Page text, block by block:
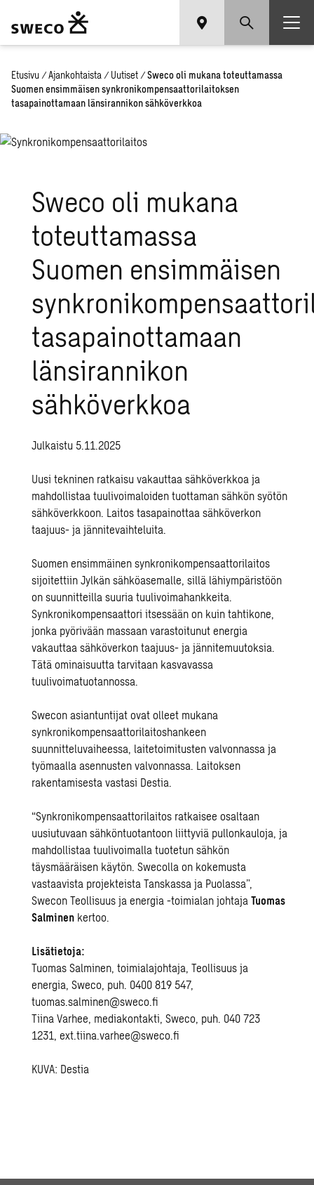
Etusivu / Ajankohtaista / Uutiset / Sweco oli mukana toteuttamassa
Suomen ensimmäisen synkronikompensaattorilaitoksen
tasapainottamaan länsirannikon sähköverkkoa
Sweco oli mukana
toteuttamassa
Suomen ensimmäisen
tasapainottamaan
länsirannikon
sähköverkkoa
Julkaistu 5.11.2025
Uusi tekninen ratkaisu vakauttaa sähköverkkoa ja
mahdollistaa tuulivoimaloiden tuottaman sähkön syötön
sähköverkkoon. Laitos tasapainottaa sähköverkon
taajuus- ja jännitevaihteluita.
Suomen ensimmäinen synkronikompensaattorilaitos
sijoitettiin Jylkän sähköasemalle, sillä lähiympäristöön
on suunnitteilla suuria tuulivoimahankkeita.
Synkronikompensaattori itsessään on kuin tahtikone,
jonka pyörivään massaan varastoitunut energia
vakauttaa sähköverkon taajuus- ja jännitemuutoksia.
Tätä ominaisuutta tarvitaan kasvavassa
tuulivoimatuotannossa.
Swecon asiantuntijat ovat olleet mukana
synkronikompensaattorilaitoshankeen
suunnitteluvaiheessa, laitetoimitusten valvonnassa ja
työmaalla asennusten valvonnassa. Laitoksen
rakentamisesta vastasi Destia.
“Synkronikompensaattorilaitos ratkaisee osaltaan
uusiutuvaan sähköntuotantoon liittyviä pullonkauloja, ja
mahdollistaa tuulivoimalla tuotetun sähkön
täysmääräisen käytön. Swecolla on kokemusta
vastaavista projekteista Tanskassa ja Puolassa”,
Swecon Teollisuus ja energia -toimialan johtajaTuomas
Salminen kertoo.
Lisätietoja:
Tuomas Salminen, toimialajohtaja, Teollisuus ja
energia, Sweco, puh. 0400 819 547,
tuomas.salminen@sweco.fi
Tiina Varhee, mediakontakti, Sweco, puh. 040 723
1231, ext.tiina.varhee@sweco.fi
KUVA: Destia